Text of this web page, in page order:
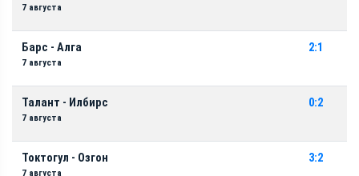
7 августа
Барс - Алга
7 августа
2:1
Талант - Илбирс
7 августа
0:2
Токтогул - Озгон
7 августа
3:2